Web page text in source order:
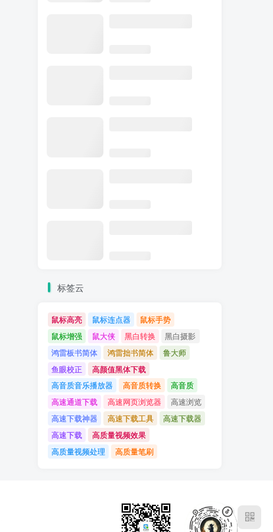
标签云
鼠标高亮 鼠标连点器
鼠标手势
鼠标增强
鼠大侠 黑白转换
黑白摄影
鸿雷板书简体
鸿雷拙书简体
鲁大师
鱼眼校正
高颜值黑体下载
高音质音乐播放器
高音质转换
高音质
高速通道下载
高速网页浏览器
高速浏览
高速下载神器
高速下载工具
高速下载器
高速下载
高质量视频效果
高质量视频处理
高质量笔刷